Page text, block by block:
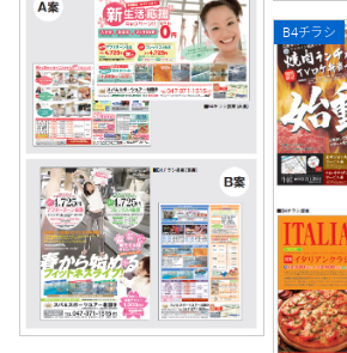
B4チラシ